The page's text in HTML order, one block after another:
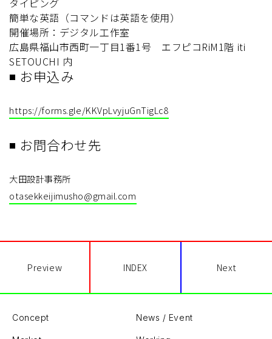
タイピング
簡単な英語（コマンドは英語を使用）
開催場所：デジタル工作室
広島県福山市西町一丁目1番1号 エフピコRiM1階 iti
SETOUCHI 内
◾ お申込み
https://forms.gle/KKVpLvyjuGnTigLc8
◾ お問合わせ先
大田設計事務所
otasekkeijimusho@gmail.com
Preview INDEX Next
Concept News / Event